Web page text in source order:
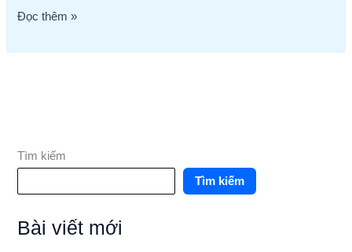
Đọc thêm »
Tìm kiếm
Tìm kiếm
Bài viết mới